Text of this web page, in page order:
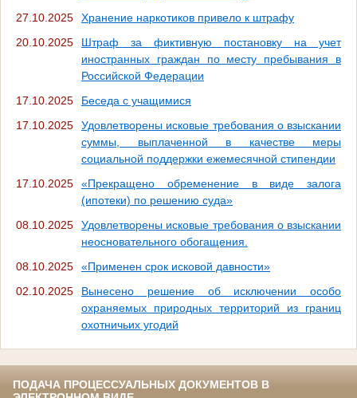
27.10.2025
Хранение наркотиков привело к штрафу
20.10.2025
Штраф за фиктивную постановку на учет
иностранных граждан по месту пребывания в
Российской Федерации
17.10.2025
Беседа с учащимися
17.10.2025
Удовлетворены исковые требования о взыскании
суммы, выплаченной в качестве меры
социальной поддержки ежемесячной стипендии
17.10.2025
«Прекращено обременение в виде залога
(ипотеки) по решению суда»
08.10.2025
Удовлетворены исковые требования о взыскании
неосновательного обогащения.
08.10.2025
«Применен срок исковой давности»
02.10.2025
Вынесено решение об исключении особо
охраняемых природных территорий из границ
охотничьих угодий
ПОДАЧА ПРОЦЕССУАЛЬНЫХ ДОКУМЕНТОВ В